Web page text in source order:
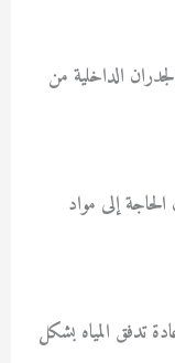
الداخلية من
إلى مواد
تدفق المياه بشكل